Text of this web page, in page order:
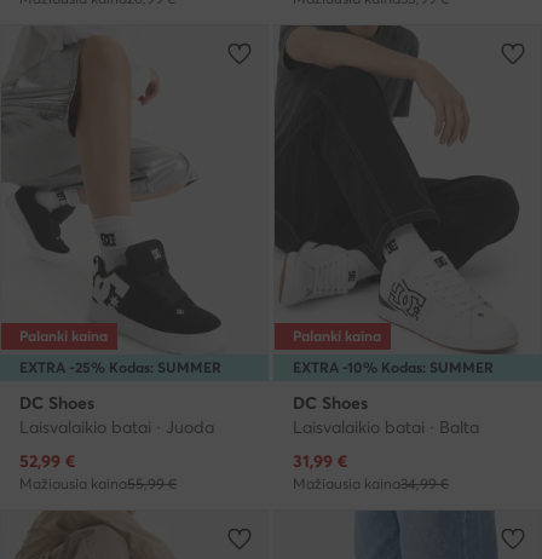
EXTRA -25% Kodas: SUMMER
Palanki kaina
DC Shoes
Laisvalaikio batai · Juoda
Dabartinė kaina
52,99 €
Mažiausia kaina55,99 €
EXTRA -10% Kodas: SUMMER
Palanki kaina
DC Shoes
Laisvalaikio batai · Balta
Dabartinė kaina
31,99 €
Mažiausia kaina34,99 €